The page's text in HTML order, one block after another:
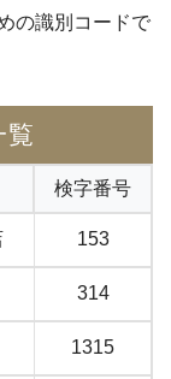
の識別コードで
覧
検字番号
153
314
1315